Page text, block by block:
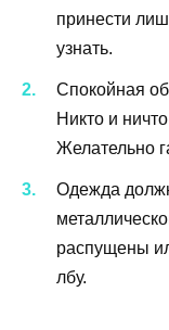
принести
узнать.
Спокойная
Никто и
Желательно
Одежда
распущены
лбу.